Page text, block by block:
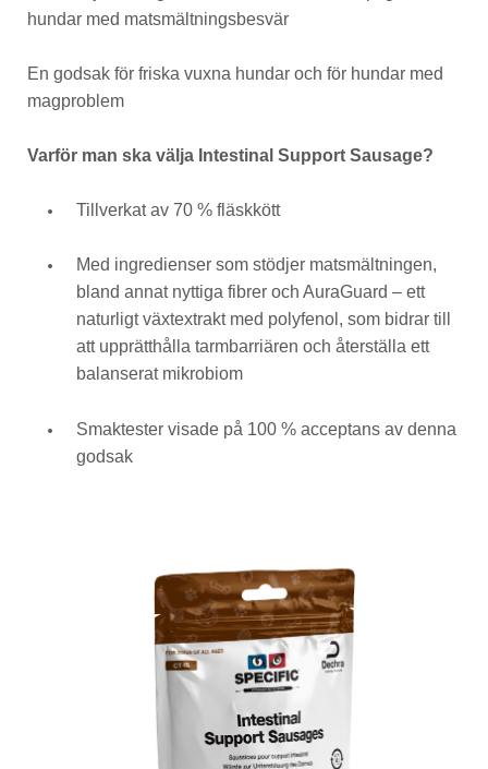
hundar med matsmältningsbesvär
En godsak för friska vuxna hundar och för hundar med
magproblem
Varför man ska välja Intestinal Support Sausage?
Tillverkat av 70 % fläskkött
Med ingredienser som stödjer matsmältningen,
bland annat nyttiga fibrer och AuraGuard – ett
naturligt växtextrakt med polyfenol, som bidrar till
att upprätthålla tarmbarriären och återställa ett
balanserat mikrobiom
Smaktester visade på 100 % acceptans av denna
godsak